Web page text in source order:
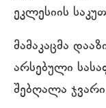
ეკლესიის
მამაკაცმა
არსებული
შებღალა ჯვარი